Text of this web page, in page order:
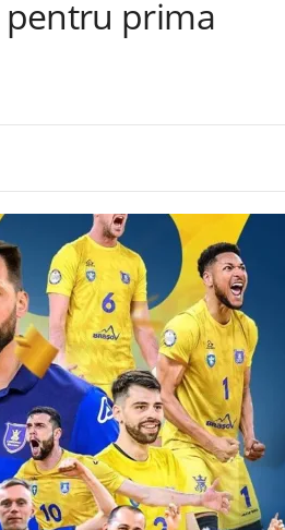
pentru prima